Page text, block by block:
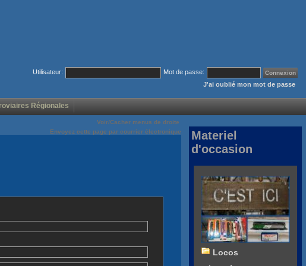
Utilisateur:
Mot de passe:
J'ai oublié mon mot de passe
Régionales
Voir/Cacher menus de droite
Envoyez cette page par courrier électronique
Materiel
d'occasion
Locos